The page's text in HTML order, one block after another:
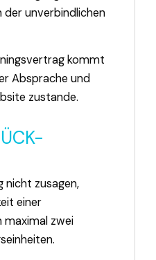
der unverbindlichen
kommt
Absprache und
zustande.
nicht zusagen,
einer
maximal zwei